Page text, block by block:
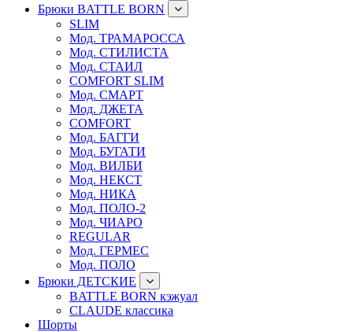
Брюки BATTLE BORN
SLIM
Мод. ТРАМАРОССА
Мод. СТИЛИСТА
Мод. СТАИЛ
COMFORT SLIM
Мод. СМАРТ
Мод. ДЖЕТА
COMFORT
Мод. БАГГИ
Мод. БУГАТИ
Мод. ВИЛБИ
Мод. НЕКСТ
Мод. НИКА
Мод. ПОЛО-2
Мод. ЧИАРО
REGULAR
Мод. ГЕРМЕС
Мод. ПОЛО
Брюки ДЕТСКИЕ
BATTLE BORN кэжуал
CLAUDE классика
Шорты